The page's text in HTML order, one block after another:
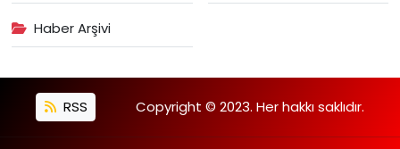
Haber Arşivi
RSS Copyright © 2023. Her hakkı saklıdır.